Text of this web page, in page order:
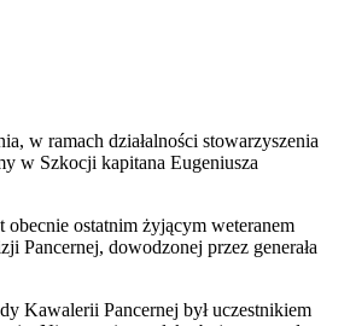
w ramach działalności stowarzyszenia
w Szkocji kapitana Eugeniusza
ostatnim żyjącym weteranem
Pancernej, dowodzonej przez generała
Kawalerii Pancernej był uczestnikiem